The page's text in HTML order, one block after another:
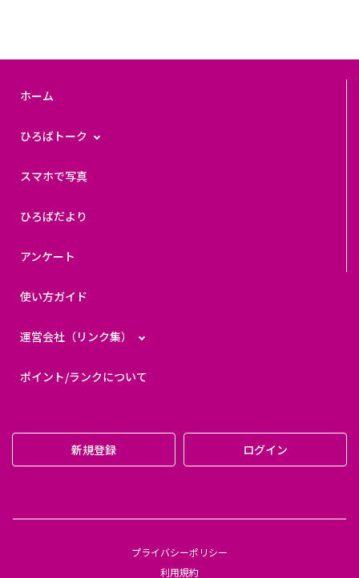
ホーム
ひろばトーク
スマホで写真
ひろばだより
アンケート
使い方ガイド
運営会社（リンク集）
ポイント/ランクについて
新規登録 ログイン
プライバシーポリシー
利用規約